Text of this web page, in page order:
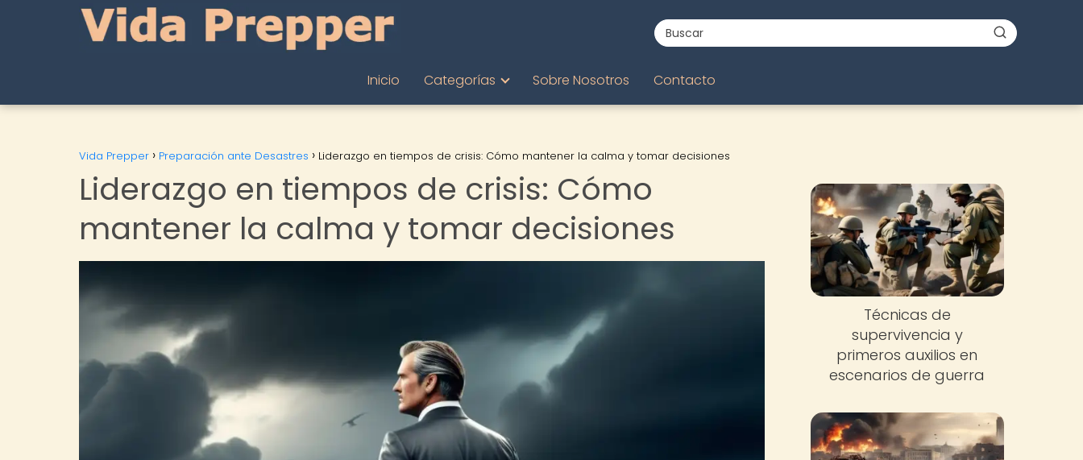
Inicio Categorías Sobre Nosotros Contacto
Vida Prepper Preparación ante Desastres Liderazgo en tiempos de crisis: Cómo mantener la calma y tomar decisiones
Liderazgo en tiempos de crisis: Cómo
mantener la calma y tomar decisiones
Técnicas de
supervivencia y
primeros auxilios en
escenarios de guerra